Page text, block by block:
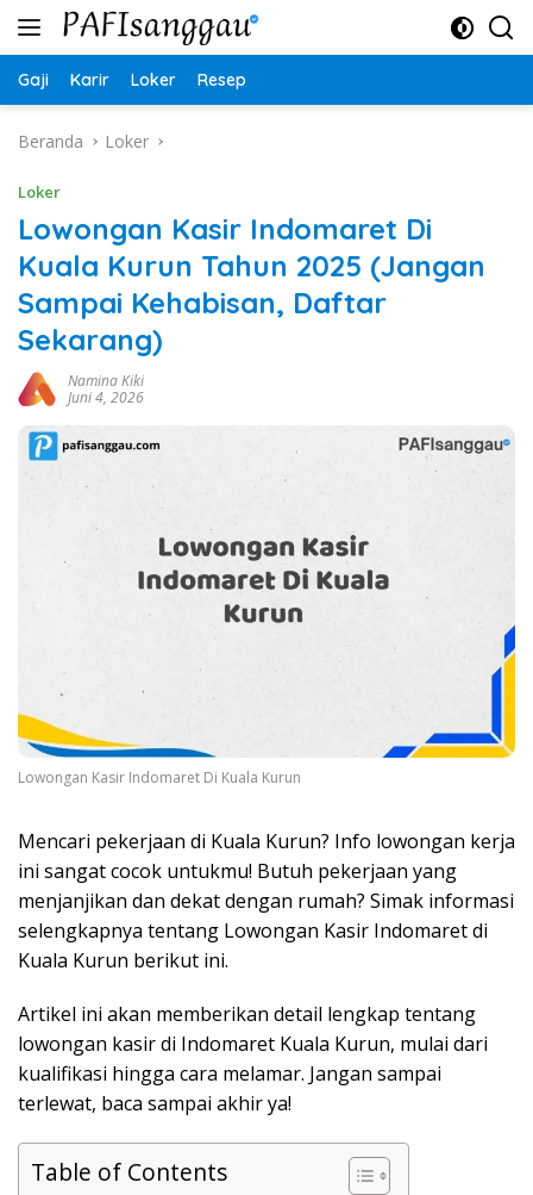
Langsung
Gaji Karir Loker Resep
Beranda Loker
Loker
Lowongan Kasir Indomaret Di
Kuala Kurun Tahun 2025 (Jangan
Sampai Kehabisan, Daftar
Sekarang)
Namina Kiki
Juni 4, 2026
Lowongan Kasir Indomaret Di Kuala Kurun
Mencari pekerjaan di Kuala Kurun? Info lowongan kerja
ini sangat cocok untukmu! Butuh pekerjaan yang
menjanjikan dan dekat dengan rumah? Simak informasi
selengkapnya tentang Lowongan Kasir Indomaret di
Kuala Kurun berikut ini.
Artikel ini akan memberikan detail lengkap tentang
lowongan kasir di Indomaret Kuala Kurun, mulai dari
kualifikasi hingga cara melamar. Jangan sampai
terlewat, baca sampai akhir ya!
Table of Contents